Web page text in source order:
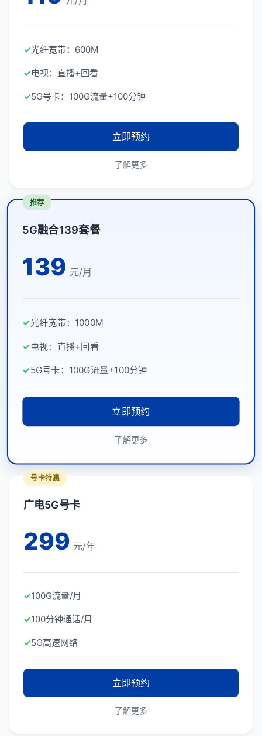
✓光纤宽带：600M
✓电视：直播+回看
✓5G号卡：100G流量+100分钟
立即预约
了解更多
推荐
5G融合139套餐
139 元/月
✓光纤宽带：1000M
✓电视：直播+回看
✓5G号卡：100G流量+100分钟
立即预约
了解更多
号卡特惠
广电5G号卡
299 元/年
✓100G流量/月
✓100分钟通话/月
✓5G高速网络
立即预约
了解更多